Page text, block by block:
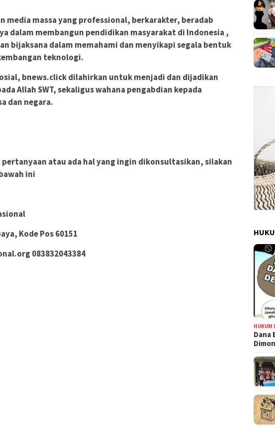
media massa yang professional, berkarakter, beradab
dalam membangun pendidikan masyarakat di Indonesia ,
bijaksana dalam memahami dan menyikapi segala bentuk
teknologi.
bnews.click dilahirkan untuk menjadi dan dijadikan
Allah SWT, sekaligus wahana pengabdian kepada
dan negara.
atau ada hal yang ingin dikonsultasikan, silakan
ini
Kode Pos 60151
083832043384
HUKUM
Dana